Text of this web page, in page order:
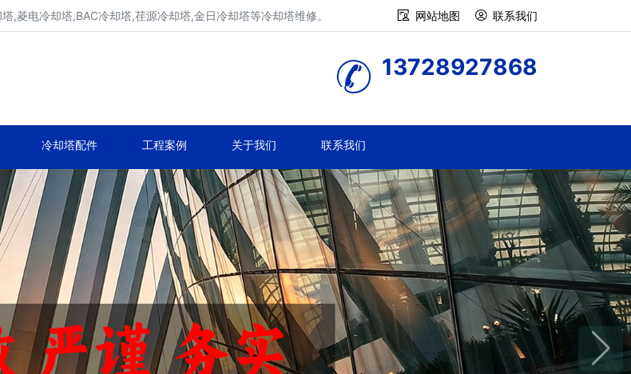
菱电冷却塔,BAC冷却塔,荏源冷却塔,金日冷却塔等冷却塔维修。 网站地图 联系我们
13728927868
冷却塔配件 工程案例 关于我们 联系我们